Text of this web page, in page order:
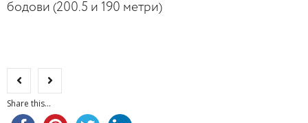
бодови (200.5 и 190 метри)
Share this...